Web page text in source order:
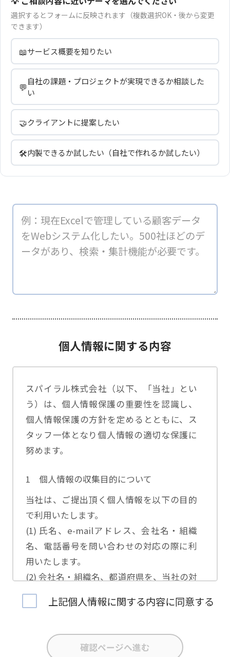
選択するとフォームに反映されます（複数選択OK・後から変更
できます）
📖サービス概要を知りたい
💬自社の課題・プロジェクトが実現できるか相談した
い
🤝クライアントに提案したい
🛠️内製できるか試したい（自社で作れるか試したい）
個人情報に関する内容
スパイラル株式会社（以下、「当社」とい
う）は、個人情報保護の重要性を認識し、
個人情報保護の方針を定めるとともに、ス
タッフ一体となり個人情報の適切な保護に
努めます。
1 個人情報の収集目的について
当社は、ご提出頂く個人情報を以下の目的
で利用いたします。
(1) 氏名、e-mailアドレス、会社名・組織
名、電話番号を問い合わせの対応の際に利
用いたします。
(2) 会社名・組織名、都道府県を、当社の対
応担当者の振り分けに利用いたします。
(3) お問合せ内容について集計分析を行い、
業活動の参考にいたします。
(4) 氏名、e-mailアドレス、会社名・組織
上記個人情報に関する内容に同意する